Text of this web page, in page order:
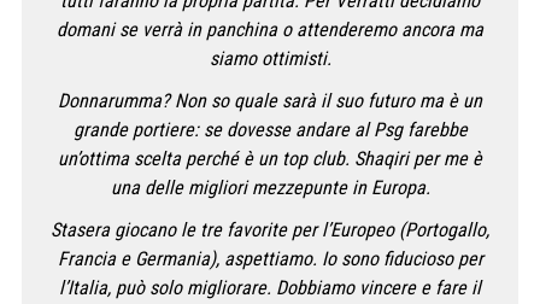
domani se verrà in panchina o attenderemo ancora ma
siamo ottimisti.
Donnarumma? Non so quale sarà il suo futuro ma è un
grande portiere: se dovesse andare al Psg farebbe
un’ottima scelta perché è un top club. Shaqiri per me è
una delle migliori mezzepunte in Europa.
Stasera giocano le tre favorite per l’Europeo (Portogallo,
Francia e Germania), aspettiamo. Io sono fiducioso per
l’Italia, può solo migliorare. Dobbiamo vincere e fare il